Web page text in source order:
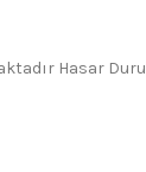
Hasar